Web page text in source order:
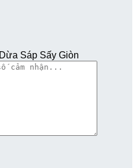
Sáp Sấy Giòn